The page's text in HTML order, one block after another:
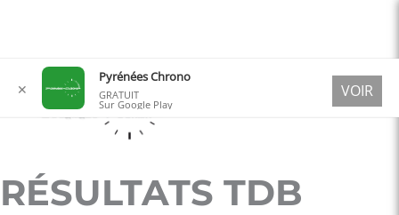
contenu
RÉSULTATS TDB
✕
Pyrénées Chrono
GRATUIT
Sur Google Play
VOIR